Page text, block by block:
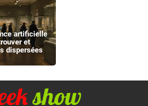
artificielle
et
dispersées